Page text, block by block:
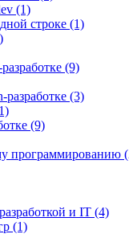
(1)
строке (1)
(9)
(3)
(9)
программированию
и IT (4)
(1)